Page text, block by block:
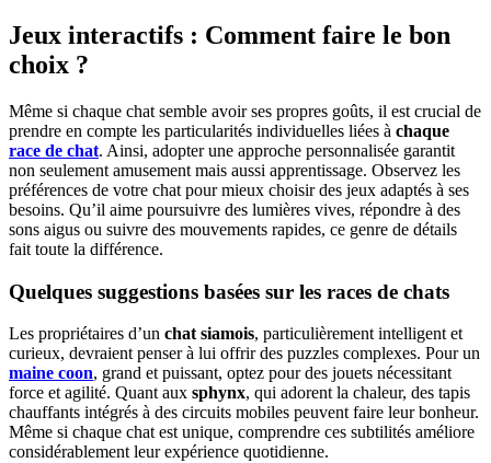
Jeux interactifs : Comment faire le bon
choix ?
Même si chaque chat semble avoir ses propres goûts, il est crucial de
prendre en compte les particularités individuelles liées à chaque
race de chat. Ainsi, adopter une approche personnalisée garantit
non seulement amusement mais aussi apprentissage. Observez les
préférences de votre chat pour mieux choisir des jeux adaptés à ses
besoins. Qu’il aime poursuivre des lumières vives, répondre à des
sons aigus ou suivre des mouvements rapides, ce genre de détails
fait toute la différence.
Quelques suggestions basées sur les races de chats
Les propriétaires d’un chat siamois, particulièrement intelligent et
curieux, devraient penser à lui offrir des puzzles complexes. Pour un
maine coon, grand et puissant, optez pour des jouets nécessitant
force et agilité. Quant aux sphynx, qui adorent la chaleur, des tapis
chauffants intégrés à des circuits mobiles peuvent faire leur bonheur.
Même si chaque chat est unique, comprendre ces subtilités améliore
considérablement leur expérience quotidienne.